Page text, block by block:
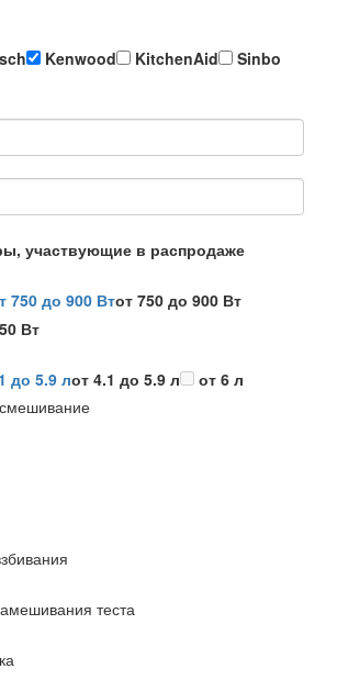
Kenwood KitchenAid
Sinbo
участвующие в распродаже
750 до 900 Втот 750 до 900 Вт
Вт
до 5.9 лот 4.1 до 5.9 л
от 6 л
теста